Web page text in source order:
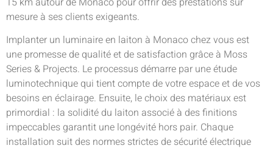
mesure à ses clients exigeants.
Implanter un luminaire en laiton à Monaco chez vous est
une promesse de qualité et de satisfaction grâce à Moss
Series & Projects. Le processus démarre par une étude
luminotechnique qui tient compte de votre espace et de vos
besoins en éclairage. Ensuite, le choix des matériaux est
primordial : la solidité du laiton associé à des finitions
impeccables garantit une longévité hors pair. Chaque
installation suit des normes strictes de sécurité électrique